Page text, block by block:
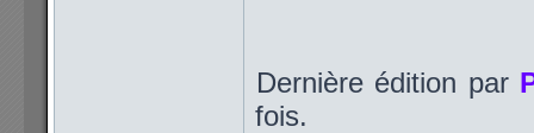
Dernière édition par
fois.